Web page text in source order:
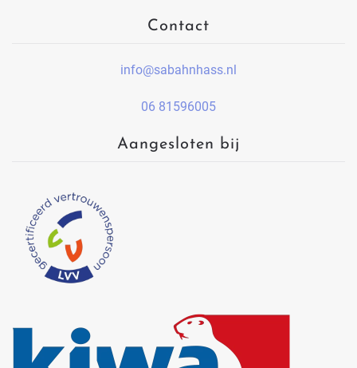
Contact
info@sabahnhass.nl
06 81596005
Aangesloten bij